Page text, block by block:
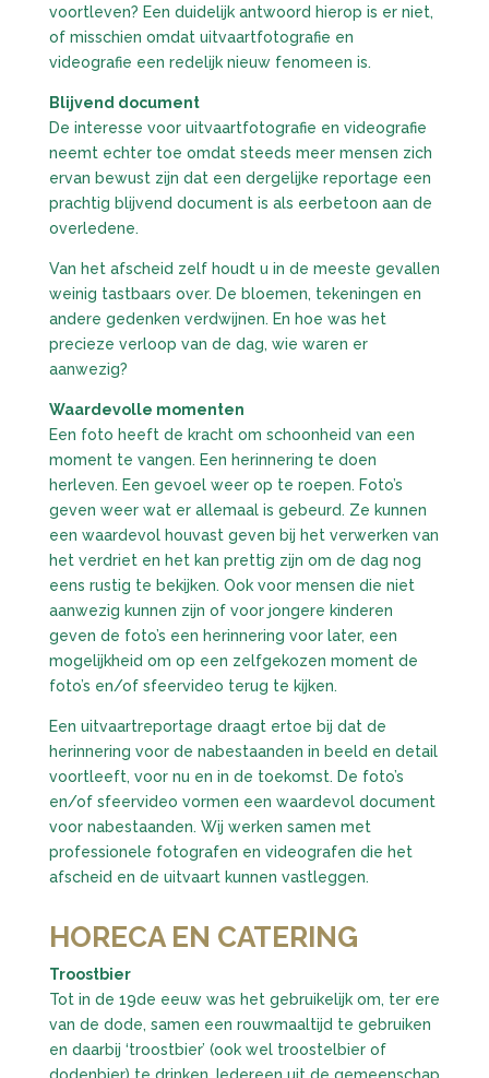
voortleven? Een duidelijk antwoord hierop is er niet,
of misschien omdat uitvaartfotografie en
videografie een redelijk nieuw fenomeen is.
Blijvend document
De interesse voor uitvaartfotografie en videografie
neemt echter toe omdat steeds meer mensen zich
ervan bewust zijn dat een dergelijke reportage een
prachtig blijvend document is als eerbetoon aan de
overledene.
Van het afscheid zelf houdt u in de meeste gevallen
weinig tastbaars over. De bloemen, tekeningen en
andere gedenken verdwijnen. En hoe was het
precieze verloop van de dag, wie waren er
aanwezig?
Waardevolle momenten
Een foto heeft de kracht om schoonheid van een
moment te vangen. Een herinnering te doen
herleven. Een gevoel weer op te roepen. Foto’s
geven weer wat er allemaal is gebeurd. Ze kunnen
een waardevol houvast geven bij het verwerken van
het verdriet en het kan prettig zijn om de dag nog
eens rustig te bekijken. Ook voor mensen die niet
aanwezig kunnen zijn of voor jongere kinderen
geven de foto’s een herinnering voor later, een
mogelijkheid om op een zelfgekozen moment de
foto’s en/of sfeervideo terug te kijken.
Een uitvaartreportage draagt ertoe bij dat de
herinnering voor de nabestaanden in beeld en detail
voortleeft, voor nu en in de toekomst. De foto’s
en/of sfeervideo vormen een waardevol document
voor nabestaanden. Wij werken samen met
professionele fotografen en videografen die het
afscheid en de uitvaart kunnen vastleggen.
HORECA EN CATERING
Troostbier
Tot in de 19de eeuw was het gebruikelijk om, ter ere
van de dode, samen een rouwmaaltijd te gebruiken
en daarbij ‘troostbier’ (ook wel troostelbier of